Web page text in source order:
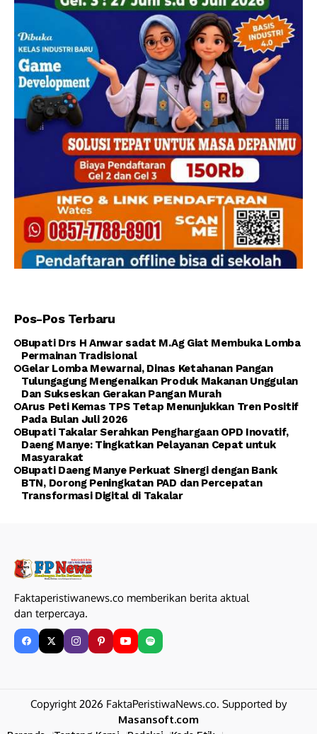
Pos-Pos Terbaru
Bupati Drs H Anwar sadat M.Ag Giat Membuka Lomba
Permainan Tradisional
Gelar Lomba Mewarnai, Dinas Ketahanan Pangan
Tulungagung Mengenalkan Produk Makanan Unggulan
Dan Sukseskan Gerakan Pangan Murah
Arus Peti Kemas TPS Tetap Menunjukkan Tren Positif
Pada Bulan Juli 2026
Bupati Takalar Serahkan Penghargaan OPD Inovatif,
Daeng Manye: Tingkatkan Pelayanan Cepat untuk
Masyarakat
Bupati Daeng Manye Perkuat Sinergi dengan Bank
BTN, Dorong Peningkatan PAD dan Percepatan
Transformasi Digital di Takalar
Faktaperistiwanews.co memberikan berita aktual
dan terpercaya.
Copyright 2026 FaktaPeristiwaNews.co. Supported by
Masansoft.com